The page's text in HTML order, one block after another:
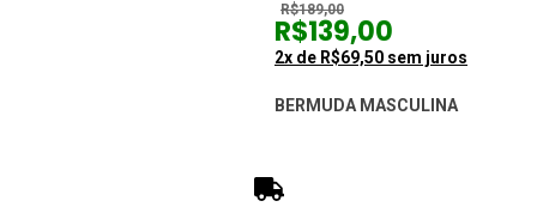
R$139,00
R$189,00
2x de R$69,50 sem juros
BERMUDA MASCULINA